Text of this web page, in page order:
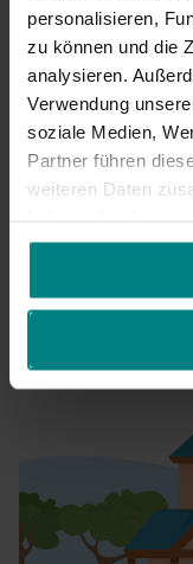
personalisieren,
zu können und die
analysieren.
Verwendung
soziale Medien,
Partner führen
weiteren Daten
gesammelt haben.
Steht der Anhänger
ist ein
Lösung.
Schützen Sie
Jetzt
zusätzliche
eine sinnvolle